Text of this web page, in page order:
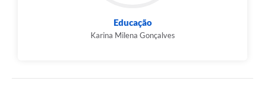
Educação
Karina Milena Gonçalves